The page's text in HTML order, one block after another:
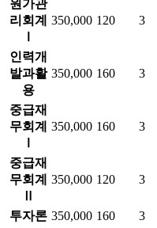
원가관
리회계
350,000 120 3
인력개
발과활
용
350,000 160 3
중급재
무회계
350,000 160 3
중급재
무회계
350,000 120 3
투자론 350,000 160 3